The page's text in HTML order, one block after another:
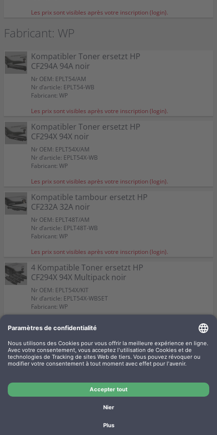
Couleur:
Capacité:
Couleur:
Capacité:
Les prix sont visibles après votre inscription (login).
Couleur:
Capacité:
Fabricant: WP
Kompatibler Toner ersetzt HP
CF294A 94A noir
Nr OEM: EPLT54/AM
Nr d’article: EPLT54-WB
Fabricant: WP
Les prix sont visibles après votre inscription (login).
Kompatibler Toner ersetzt HP
CF294X 94X noir
Nr OEM: EPLT54X/AM
Nr d’article: EPLT54X-WB
Fabricant: WP
Les prix sont visibles après votre inscription (login).
Kompatible tambour ersetzt HP
CF232A 32A noir
Nr OEM: EPLT48T/AM
Nr d’article: EPLT48T-WB
Fabricant: WP
Les prix sont visibles après votre inscription (login).
4 Kompatible Toner ersetzt HP
CF294X 94X Multipack noir
Nr OEM: EPLT54X/KIT
Nr d’article: EPLT54X-WBSET
Fabricant: WP
Couleur:
Convient à:
CF294A 94A Multipack noir
Nr OEM: EPLT54/KIT
Les prix sont visibles après votre inscription (login).
Couleur:
Convient à: